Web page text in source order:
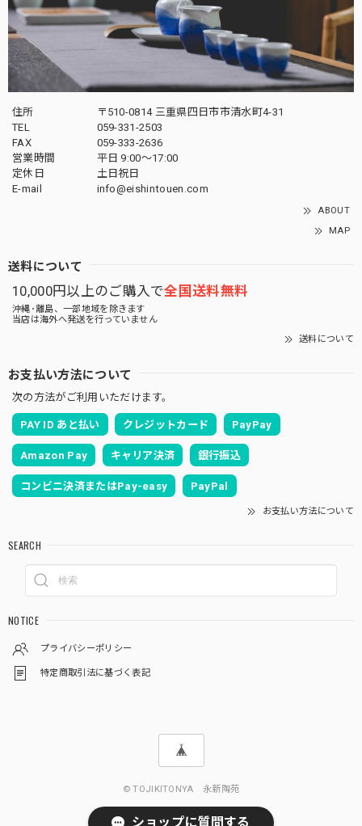
住所
〒510-0814 三重県四日市市清水町4-31
TEL
059-331-2503
FAX
059-333-2636
営業時間
平日 9:00～17:00
定休日
土日祝日
E-mail
info@eishintouen.com
ABOUT
MAP
送料について
10,000円以上のご購入で全国送料無料
沖縄･離島、一部地域を除きます
当店は海外へ発送を行っていません
送料について
お支払い方法について
次の方法がご利用いただけます。
PAY ID あと払い クレジットカード PayPay
Amazon Pay キャリア決済 銀行振込
コンビニ決済またはPay-easy PayPal
お支払い方法について
SEARCH
NOTICE
プライバシーポリシー
特定商取引法に基づく表記
© TOJIKITONYA 永新陶苑
ショップに質問する